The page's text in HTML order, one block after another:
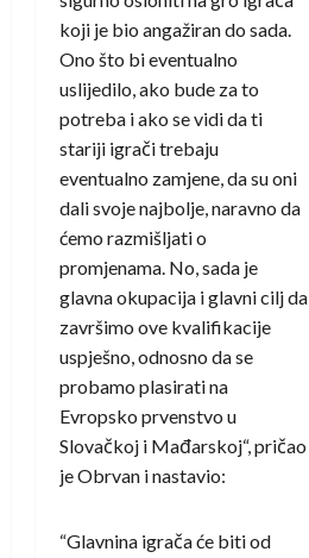
koji je bio angažiran do sada.
Ono što bi eventualno
uslijedilo, ako bude za to
potreba i ako se vidi da ti
stariji igrači trebaju
eventualno zamjene, da su oni
dali svoje najbolje, naravno da
ćemo razmišljati o
promjenama. No, sada je
glavna okupacija i glavni cilj da
završimo ove kvalifikacije
uspješno, odnosno da se
probamo plasirati na
Evropsko prvenstvo u
Slovačkoj i Mađarskoj“, pričao
je Obrvan i nastavio:
“Glavnina igrača će biti od